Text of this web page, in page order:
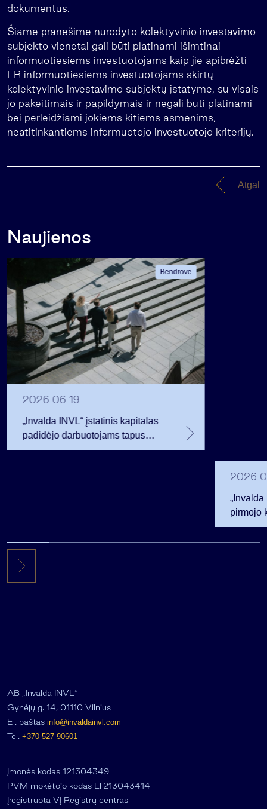
dokumentus.
Šiame pranešime nurodyto kolektyvinio investavimo
subjekto vienetai gali būti platinami išimtinai
informuotiesiems investuotojams kaip jie apibrėžti
LR informuotiesiems investuotojams skirtų
kolektyvinio investavimo subjektų įstatyme, su visais
jo pakeitimais ir papildymais ir negali būti platinami
bei perleidžiami jokiems kitiems asmenims,
neatitinkantiems informuotojo investuotojo kriterijų.
Atgal
Naujienos
Bendrovė
2026 06 19
„Invalda INVL“ įstatinis kapitalas
padidėjo darbuotojams tapus
akcininkais
2026
pirmojo
256,3
AB „Invalda INVL“
Gynėjų g. 14, 01110 Vilnius
El. paštas info@invaldainvl.com
Tel. +370 527 90601
Įmonės kodas 121304349
PVM mokėtojo kodas LT213043414
Įregistruota VĮ Registrų centras